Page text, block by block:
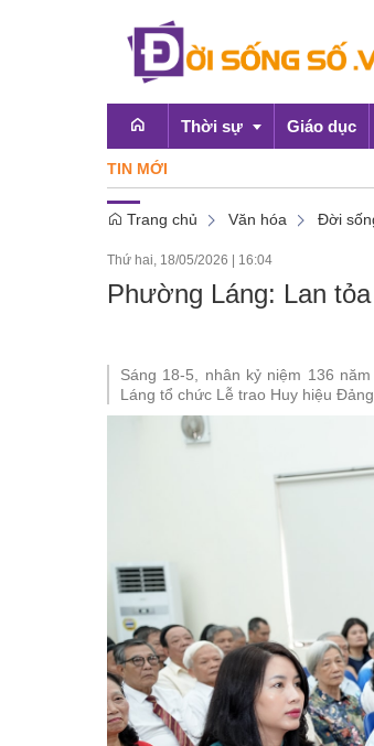
Thời sự
Emagazine
Giáo dục
TIN MỚI
Trang chủ Văn hóa Đời
Thứ hai, 18/05/2026 16:04
Phường Láng: Lan
Sáng 18-5, nhân kỷ niệm 136
Láng tổ chức Lễ trao Huy hiệu